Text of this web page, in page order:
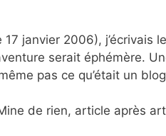
janvier 2006), j’écrivais
serait éphémère.
pas ce qu’était un
de rien, article après